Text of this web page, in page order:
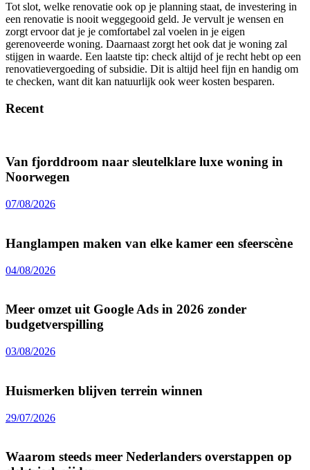
Tot slot, welke renovatie ook op je planning staat, de investering in
een renovatie is nooit weggegooid geld. Je vervult je wensen en
zorgt ervoor dat je je comfortabel zal voelen in je eigen
gerenoveerde woning. Daarnaast zorgt het ook dat je woning zal
stijgen in waarde. Een laatste tip: check altijd of je recht hebt op een
renovatievergoeding of subsidie. Dit is altijd heel fijn en handig om
te checken, want dit kan natuurlijk ook weer kosten besparen.
Recent
Van fjorddroom naar sleutelklare luxe woning in
Noorwegen
07/08/2026
Hanglampen maken van elke kamer een sfeerscène
04/08/2026
Meer omzet uit Google Ads in 2026 zonder
budgetverspilling
03/08/2026
Huismerken blijven terrein winnen
29/07/2026
Waarom steeds meer Nederlanders overstappen op